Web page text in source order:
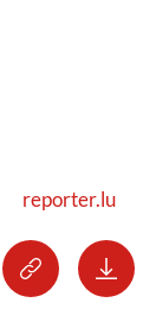
reporter.lu